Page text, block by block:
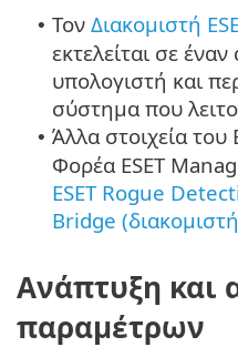
• Τον Διακομιστή
εκτελείται σε
υπολογιστή και
σύστημα που
• Άλλα στοιχεία του
Φορέα ESET
ESET Rogue
Bridge
Ανάπτυξη και
παραμέτρων